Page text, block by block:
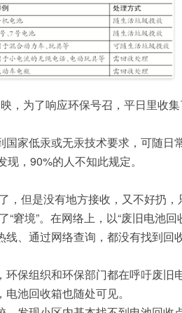
，为了响应环保号召，平日里收
家低汞或无汞技术要求，可随日
，90%的人不知此规定。
，但是没有地方接收，又不好扔
窘境”。在网络上，以“废旧电池
、通过网络查询，都没有找到回
保组织和环保部门都在呼吁废旧
池回收箱也随处可见。